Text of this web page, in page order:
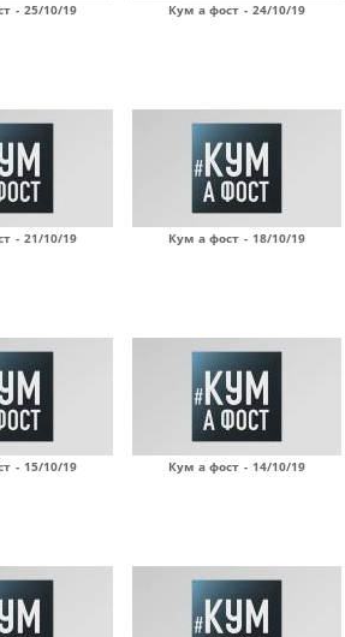
- 25/10/19 Кум а фост - 24/10/19
- 21/10/19 Кум а фост - 18/10/19
- 15/10/19 Кум а фост - 14/10/19